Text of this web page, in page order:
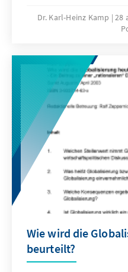
supranationalen
Europäischen Union
Globalisierung
zwischen Realismus,
Dr. Karl-Heinz Kamp 28
Wie wird die
beurteilt?